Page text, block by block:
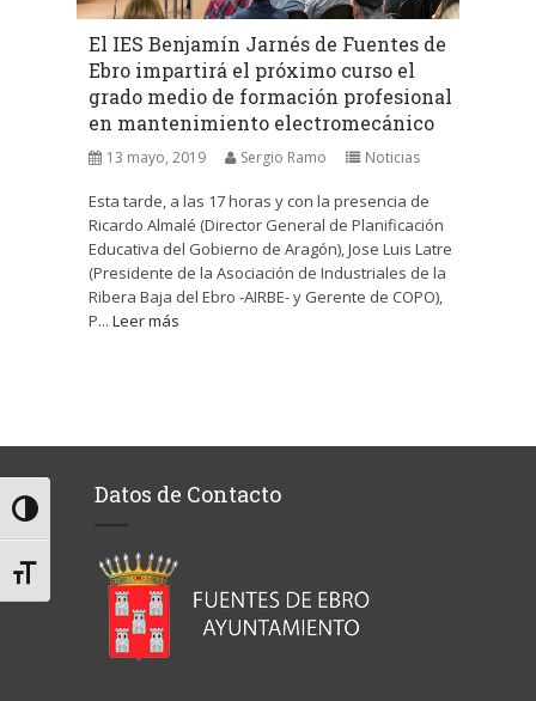
Alternar alto contraste
Alternar tamaño de letra
El IES Benjamín Jarnés de Fuentes de
Ebro impartirá el próximo curso el
grado medio de formación profesional
en mantenimiento electromecánico
13 mayo, 2019 Sergio Ramo Noticias
Esta tarde, a las 17 horas y con la presencia de
Ricardo Almalé (Director General de Planificación
Educativa del Gobierno de Aragón), Jose Luis Latre
(Presidente de la Asociación de Industriales de la
Ribera Baja del Ebro -AIRBE- y Gerente de COPO),
P... Leer más
Datos de Contacto